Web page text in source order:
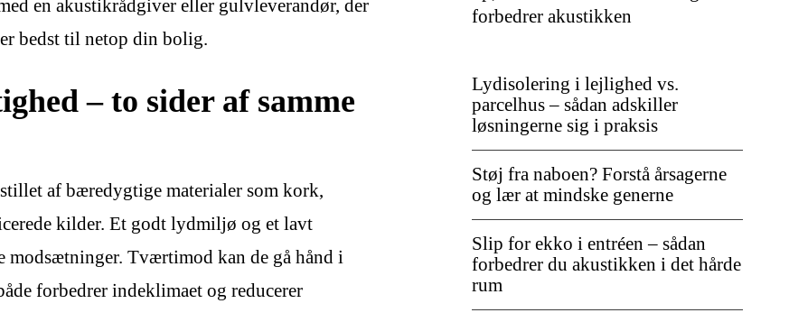
en akustikrådgiver eller gulvleverandør, der
bedst til netop din bolig.
– to sider af samme
af bæredygtige materialer som kork,
kilder. Et godt lydmiljø og et lavt
Tværtimod kan de gå hånd i
forbedrer indeklimaet og reducerer
forbedrer akustikken
Lydisolering i lejlighed vs.
parcelhus – sådan adskiller
løsningerne sig i praksis
Støj fra naboen? Forstå årsagerne
og lær at mindske generne
Slip for ekko i entréen – sådan
forbedrer du akustikken i det hårde
rum